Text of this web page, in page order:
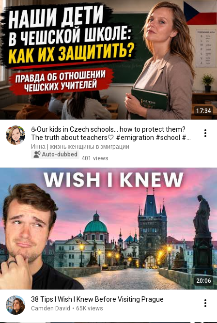
17:34
☕️Our kids in Czech schools… how to protect them?
The truth about teachers🤍 #emigration #school #...
Инна | жизнь женщины в эмиграции
Auto-dubbed
401 views
20:06
38 Tips I Wish I Knew Before Visiting Prague
Camden David • 65K views